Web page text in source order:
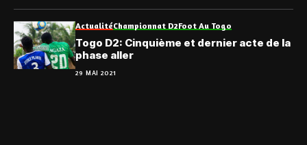
ActualitéChampionnat D2Foot Au Togo
Togo D2: Cinquième et dernier acte de la
phase aller
29 MAI 2021